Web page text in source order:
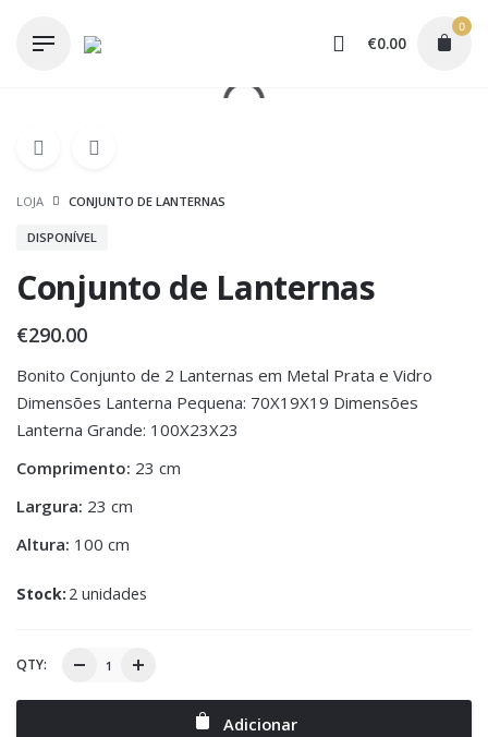
€0.00
0
LOJA CONJUNTO DE LANTERNAS
DISPONÍVEL
Conjunto de Lanternas
€290.00
Bonito Conjunto de 2 Lanternas em Metal Prata e Vidro
Dimensões Lanterna Pequena: 70X19X19 Dimensões
Lanterna Grande: 100X23X23
Comprimento: 23 cm
Largura: 23 cm
Altura: 100 cm
Stock: 2 unidades
QTY:
Adicionar